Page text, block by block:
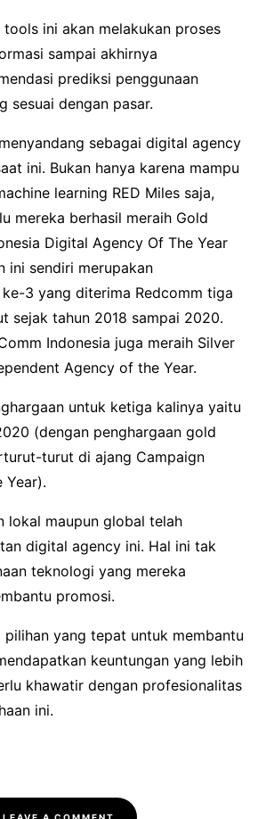
ini akan melakukan proses
sampai akhirnya
prediksi penggunaan
sesuai dengan pasar.
sebagai digital agency
ini. Bukan hanya karena mampu
learning RED Miles saja,
mereka berhasil meraih Gold
Digital Agency Of The Year
ini sendiri merupakan
3 yang diterima Redcomm tiga
sejak tahun 2018 sampai 2020.
Indonesia juga meraih Silver
Agency of the Year.
untuk ketiga kalinya yaitu
(dengan penghargaan gold
turut di ajang Campaign
Year).
lokal maupun global telah
digital agency ini. Hal ini tak
teknologi yang mereka
promosi.
pilihan yang tepat untuk membantu
keuntungan yang lebih
khawatir dengan profesionalitas
ini.